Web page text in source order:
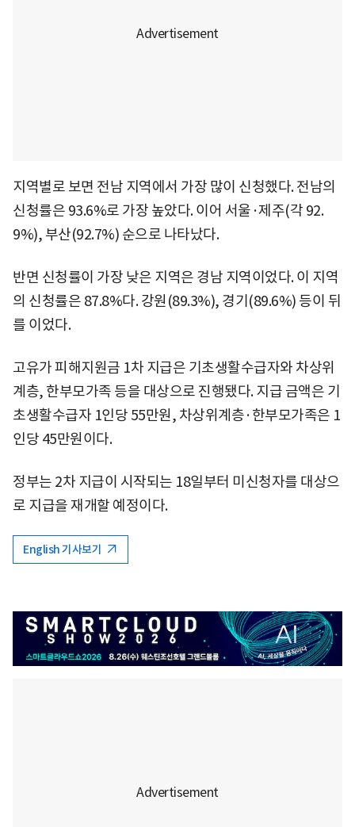
지역별로 보면 전남 지역에서 가장 많이 신청했다. 전남의
신청률은 93.6%로 가장 높았다. 이어 서울·제주(각 92.
9%), 부산(92.7%) 순으로 나타났다.
반면 신청률이 가장 낮은 지역은 경남 지역이었다. 이 지역
의 신청률은 87.8%다. 강원(89.3%), 경기(89.6%) 등이 뒤
를 이었다.
고유가 피해지원금 1차 지급은 기초생활수급자와 차상위
계층, 한부모가족 등을 대상으로 진행됐다. 지급 금액은 기
초생활수급자 1인당 55만원, 차상위계층·한부모가족은 1
인당 45만원이다.
정부는 2차 지급이 시작되는 18일부터 미신청자를 대상으
로 지급을 재개할 예정이다.
English 기사보기